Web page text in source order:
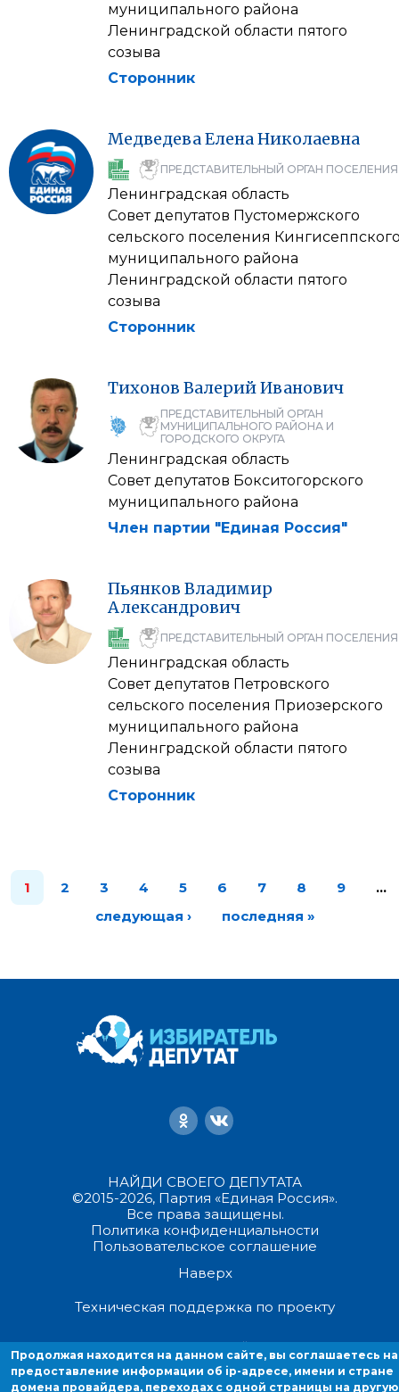
муниципального района
Ленинградской области пятого
созыва
Сторонник
МедведеваЕленаНиколаевна
ПРЕДСТАВИТЕЛЬНЫЙ ОРГАН ПОСЕЛЕНИЯ
Ленинградская область
Совет депутатов Пустомержского
сельского поселения
муниципального района
Ленинградской области пятого
созыва
Сторонник
Тихонов ВалерийИванович
ПРЕДСТАВИТЕЛЬНЫЙ ОРГАН
МУНИЦИПАЛЬНОГО РАЙОНА И
ГОРОДСКОГО ОКРУГА
Ленинградская область
Совет депутатов Бокситогорского
муниципального района
Член партии "Единая Россия"
Пьянков Владимир
Александрович
ПРЕДСТАВИТЕЛЬНЫЙ ОРГАН ПОСЕЛЕНИЯ
Ленинградская область
Совет депутатов Петровского
сельского поселения Приозерского
муниципального района
Ленинградской области пятого
созыва
Сторонник
1 2 3 4 5 6 7 8 9
…
следующая ›
последняя »
НАЙДИ СВОЕГО ДЕПУТАТА
©2015-2026, Партия «Единая Россия».
Все права защищены.
Политика конфиденциальности
Пользовательское соглашение
Наверх
Техническая поддержка по проекту
Продолжая находиться на данном сайте, вы соглашаетесь на
предоставление информации об ip-адресе, имени и стране домена
провайдера, переходах с одной страницы на другую и cookies.
Продолжая находится на данном сайте, вы соглашаетесь на
предоставление информации об ip-адресе, имени и стране
домена провайдера, переходах с одной страницы на другую